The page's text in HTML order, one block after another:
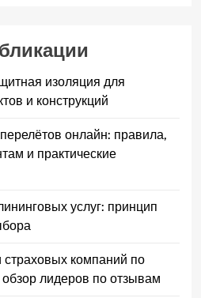
изоляция для
и конструкций
онлайн: правила,
и практические
услуг: принцип
страховых компаний по
лидеров по отзывам